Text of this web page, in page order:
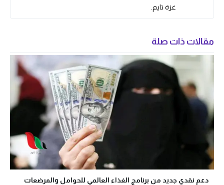
غزة تايم.
مقالات ذات صلة
دعم نقدي جديد من برنامج الغذاء العالمي للحوامل والمرضعات